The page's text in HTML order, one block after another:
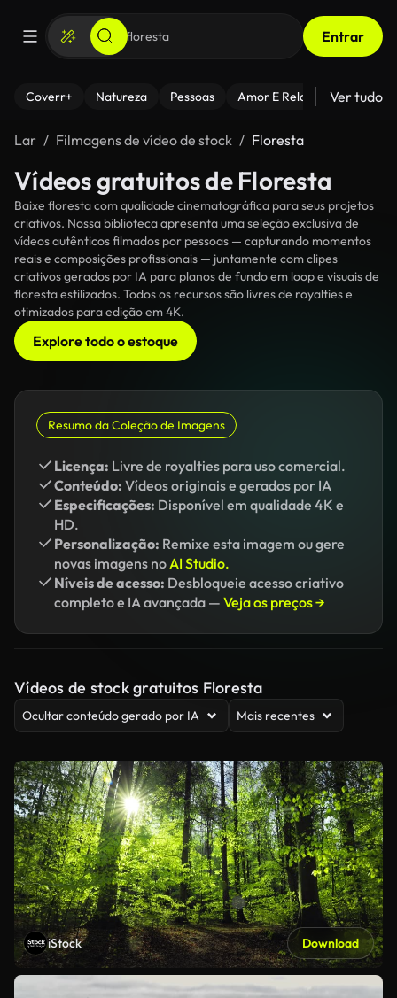
Entrar
Coverr+ Natureza Pessoas Amor E Relacionamentos
Ver tudo
Lar Filmagens de vídeo de stock Floresta
Vídeos gratuitos de Floresta
Baixe floresta com qualidade cinematográfica para seus projetos
criativos. Nossa biblioteca apresenta uma seleção exclusiva de
vídeos autênticos filmados por pessoas — capturando momentos
reais e composições profissionais — juntamente com clipes
criativos gerados por IA para planos de fundo em loop e visuais de
floresta estilizados. Todos os recursos são livres de royalties e
otimizados para edição em 4K.
Explore todo o estoque
Resumo da Coleção de Imagens
Licença: Livre de royalties para uso comercial.
Conteúdo: Vídeos originais e gerados por IA
Especificações: Disponível em qualidade 4K e
HD.
Personalização: Remixe esta imagem ou gere
novas imagens noAI Studio.
Níveis de acesso: Desbloqueie acesso criativo
completo e IA avançada — Veja os preços →
Vídeos de stock gratuitos Floresta
Ocultar conteúdo gerado por IA Mais recentes
iStock Download